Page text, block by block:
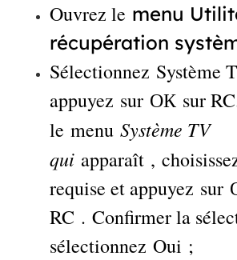
Ouvrez le menu
récupération
Sélectionnez Système
appuyez sur ОК sur
le menuSystème TV
qui apparaît ,
requise et appuyez sur
RC . Confirmer la
sélectionnez Oui ;